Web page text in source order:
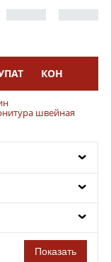
КОНТАКТЫ
швейная